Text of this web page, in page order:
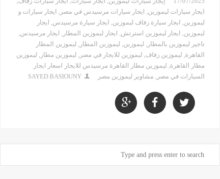
ايجار سيارات ليموزين, ايجار سيارات مرسيدس في مصر , ايجار سيارات و
ليموزين, ايجار سيارة زفاف ليموزين, ايجار سيارة مرسيدس, ايجار
ليموزين, ايجار ليموزين استرتش, ايجار ليموزين المطار , ايجار مرسيدس,
تاجير ليموزين بالمطار , ليموزين, ليموزين المطار , ليموزين المطار
القاهرة, ليموزين زفاف, ليموزين للايجار في مصر , ليموزين مطار , ليموزين
مطار القاهرة, ليموزين مطار القاهرة مرسيدس للايجار اسعار ايجار
السيارات في مصر , مشاوير ليموزين مصر SAYED BASIOUNY